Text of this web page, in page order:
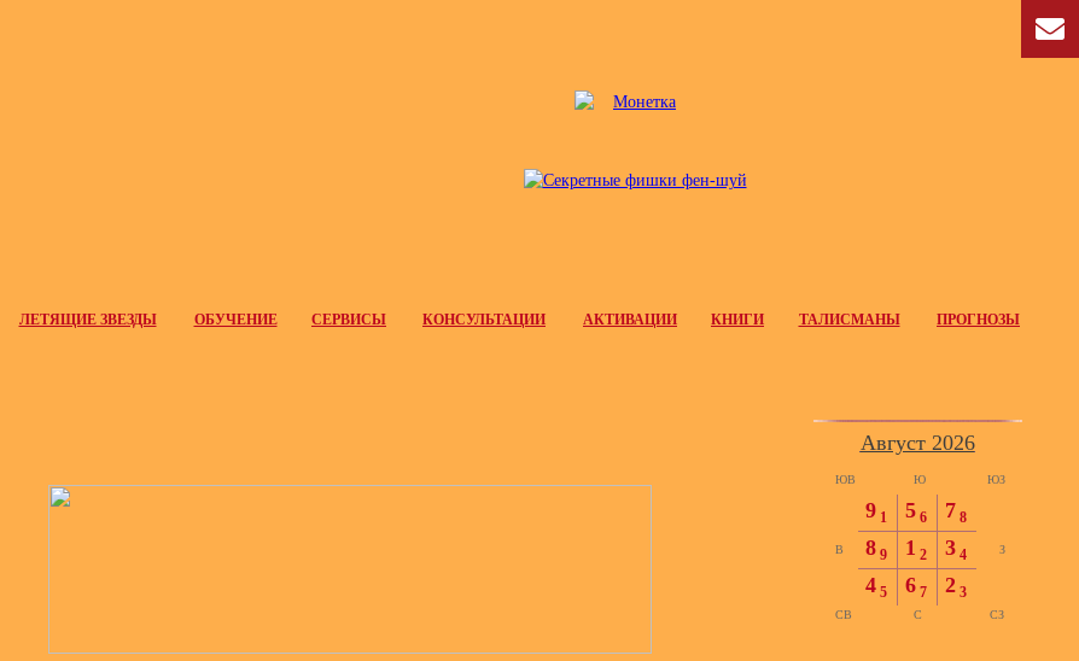
ЛЕТЯЩИЕ ЗВЕЗДЫ ОБУЧЕНИЕ СЕРВИСЫ КОНСУЛЬТАЦИИ АКТИВАЦИИ КНИГИ ТАЛИСМАНЫ ПРОГНОЗЫ
Август 2026
ЮВ
9 1
Ю
5 6
ЮЗ
7 8
В 8 9 1 2 З
3 4
СВ
4 5
С
6 7
СЗ
2 3